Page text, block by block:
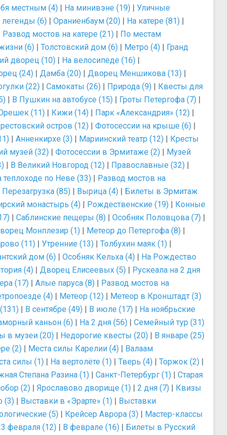
местным (4) | На минивэне (19) | Уличные
(6) | Ораниенбаум (20) | На катере (81) |
Развод мостов на катере (21) | По местам
(6) | Толстовский дом (6) | Метро (4) | Гранд
дворец (10) | На велосипеде (16) |
(24) | Дамба (20) | Дворец Меншикова (13) |
(22) | Самокаты (26) | Природа (9) | Квесты для
| В Пушкин на автобусе (15) | Гроты Петергофа (7) |
(11) | Кижи (14) | Парк «Александрия» (12) |
остров (12) | Фотосессии на крыше (6) |
| Анненкирхе (3) | Мариинский театр (12) | Кресты
музей (32) | Фотосессии в Эрмитаже (2) | Музей
| В Великий Новгород (12) | Православные (32) |
по Неве (33) | Развод мостов на
Перезагрузка (85) | Вырица (4) | Билеты в Эрмитаж
монастырь (4) | Рождественские (19) | Конные
| Саблинские пещеры (8) | Особняк Половцова (7) |
Монплезир (1) | Метеор до Петергофа (8) |
(11) | Утренние (13) | Толбухин маяк (1) |
дом (6) | Особняк Кельха (4) | На Рождество
(4) | Дворец Елисеевых (5) | Рускеала на 2 дня
(17) | Алые паруса (8) | Развод мостов на
(4) | Метеор (12) | Метеор в Кронштадт (3)
| В сентябре (49) | В июле (17) | На ноябрьские
каньон (6) | На 2 дня (56) | Семейный тур (31)
в музеи (20) | Недорогие квесты (20) | В январе (25)
(2) | Места силы Карелии (4) | Валаам
силы (1) | На вертолёте (1) | Тверь (4) | Торжок (2) |
Степана Разина (1) | Санкт-Петербург (1) | Старая
(2) | Ярославово дворище (1) | 2 дня (7) | Квизы
(3) | Выставки в «Эрарте» (1) | Выставки
(5) | Крейсер Аврора (3) | Мастер-классы
февраля (12) | В феврале (16) | Билеты в Русский